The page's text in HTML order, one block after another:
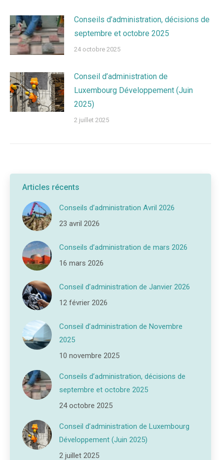
Conseils d’administration, décisions de
septembre et octobre 2025
24 octobre 2025
Conseil d’administration de
Luxembourg Développement (Juin
2025)
2 juillet 2025
Articles récents
Conseils d’administration Avril 2026
23 avril 2026
Conseils d’administration de mars 2026
16 mars 2026
Conseil d’administration de Janvier 2026
12 février 2026
Conseil d’administration de Novembre
2025
10 novembre 2025
Conseils d’administration, décisions de
septembre et octobre 2025
24 octobre 2025
Conseil d’administration de Luxembourg
Développement (Juin 2025)
2 juillet 2025